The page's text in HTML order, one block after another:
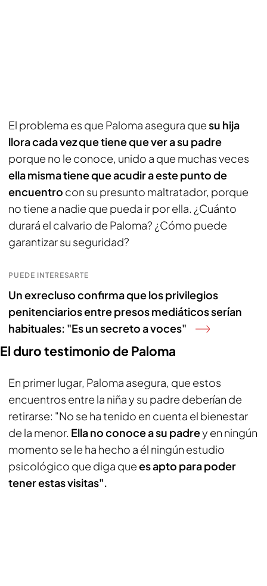
El problema es que Paloma asegura quesu hija
llora cada vez que tiene que ver a su padre
porque no le conoce, unido a que muchas veces
ella misma tiene que acudir a este punto de
encuentro con su presunto maltratador, porque
no tiene a nadie que pueda ir por ella. ¿Cuánto
durará el calvario de Paloma? ¿Cómo puede
garantizar su seguridad?
PUEDE INTERESARTE
Un exrecluso confirma que los privilegios
penitenciarios entre presos mediáticos serían
habituales: "Es un secreto a voces"
El duro testimonio de Paloma
En primer lugar, Paloma asegura, que estos
encuentros entre la niña y su padre deberían de
retirarse: "No se ha tenido en cuenta el bienestar
de la menor. Ella no conoce a su padrey en ningún
momento se le ha hecho a él ningún estudio
psicológico que diga quees apto para poder
tener estas visitas".